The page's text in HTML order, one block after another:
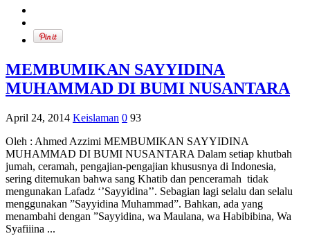
MEMBUMIKAN SAYYIDINA
MUHAMMAD DI BUMI NUSANTARA
April 24, 2014 Keislaman 0 93
Oleh : Ahmed Azzimi MEMBUMIKAN SAYYIDINA
MUHAMMAD DI BUMI NUSANTARA Dalam setiap khutbah
jumah, ceramah, pengajian-pengajian khususnya di Indonesia,
sering ditemukan bahwa sang Khatib dan penceramah tidak
mengunakan Lafadz ‘’Sayyidina’’. Sebagian lagi selalu dan selalu
menggunakan ”Sayyidina Muhammad”. Bahkan, ada yang
menambahi dengan ”Sayyidina, wa Maulana, wa Habibibina, Wa
Syafiiina ...